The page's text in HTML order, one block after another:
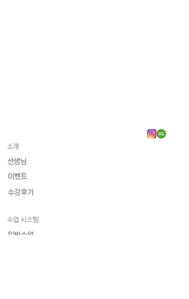
소개
선생님
이벤트
수강후기
수업 시스템
일반수업